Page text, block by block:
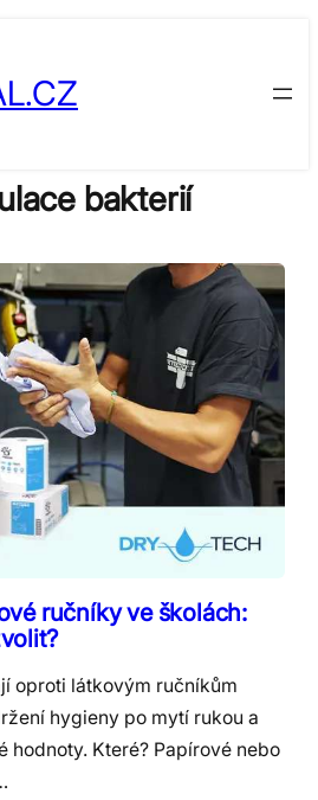
bakterií
ručníky ve školách:
oproti látkovým ručníkům
hygieny po mytí rukou a
hodnoty. Které? Papírové nebo